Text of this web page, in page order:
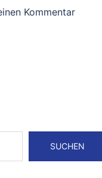
Kommentar
SUCHEN